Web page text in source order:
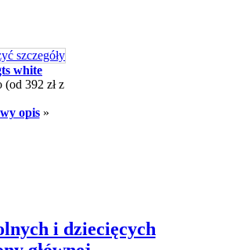
white
(od 392 zł z
opis»
i dziecięcych